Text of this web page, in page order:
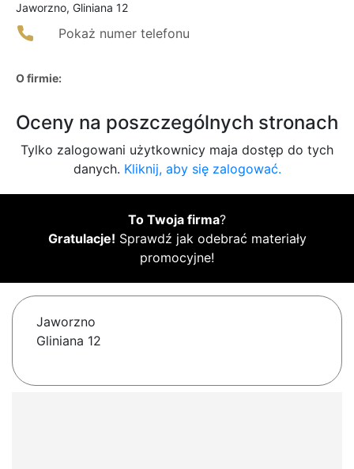
Jaworzno, Gliniana 12
Pokaż numer telefonu
O firmie:
Oceny na poszczególnych stronach
Tylko zalogowani użytkownicy maja dostęp do tych
danych. Kliknij, aby się zalogować.
To Twoja firma?
Gratulacje! Sprawdź jak odebrać materiały
promocyjne!
Jaworzno
Gliniana 12